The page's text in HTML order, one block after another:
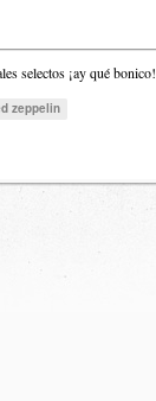
selectos ¡ay qué bonico!
zeppelin